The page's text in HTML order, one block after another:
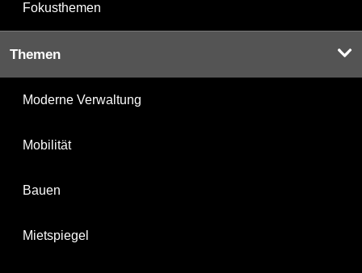
Fokusthemen
Themen
Moderne Verwaltung
Mobilität
Bauen
Mietspiegel